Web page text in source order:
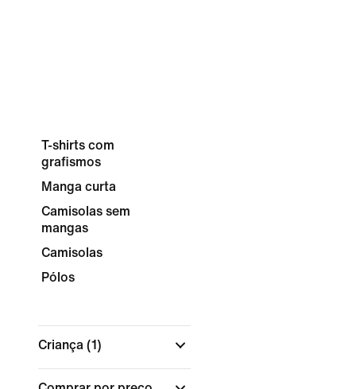
T-shirts com
grafismos
Manga curta
Camisolas sem
mangas
Camisolas
Pólos
Criança (1)